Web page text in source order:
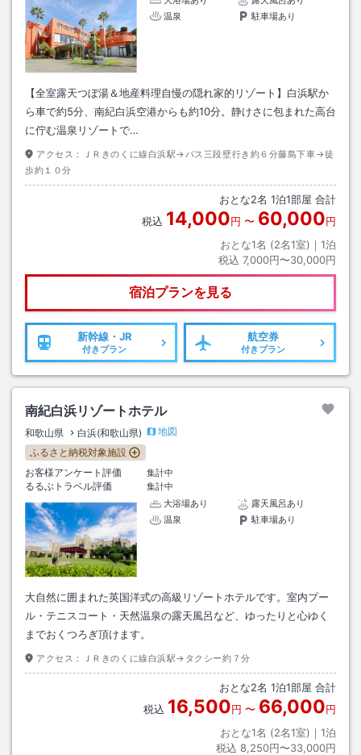
温泉
駐車場あり
【全室露天つぼ湯＆地産料理自慢の隠れ家的リゾート】白浜駅か
ら車で約5分、南紀白浜空港からも約10分。静けさに包まれた高台
に佇む温泉リゾートで…
アクセス：
ＪＲきのくに線白浜駅→バス三段壁行き約６分藤島下車→徒
歩約１０分
おとな2名 1泊1部屋 合計
税込 14,000円 〜 60,000円
おとな1名 (2名1室)｜ 1泊
税込 7,000円〜30,000円
宿泊プランを見る
新幹線・JR
付きプラン
航空券
付きプラン
南紀白浜リゾートホテル
和歌山県 白浜(和歌山県)
地図
ふるさと納税対象施設
お客様アンケート評価
集計中
るるぶトラベル評価
集計中
大浴場あり
露天風呂あり
温泉
駐車場あり
大自然に囲まれた英国洋式の高級リゾートホテルです。室内プー
ル・テニスコート・天然温泉の露天風呂など、ゆったりと心ゆく
までおくつろぎ頂けます。
アクセス： ＪＲきのくに線白浜駅→タクシー約７分
おとな2名 1泊1部屋 合計
税込 16,500円 〜 66,000円
おとな1名 (2名1室)｜ 1泊
税込 8,250円〜33,000円